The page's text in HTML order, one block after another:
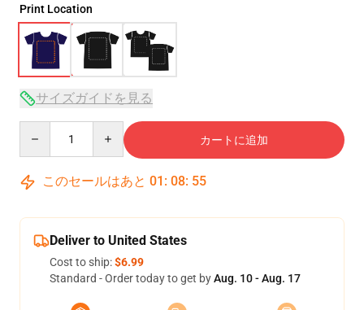
Print Location
サイズガイドを見る
カートに追加
このセールはあと 01 : 08: 54
Deliver to United States
Cost to ship:$6.99
Standard - Order today to get byAug. 10 - Aug. 17